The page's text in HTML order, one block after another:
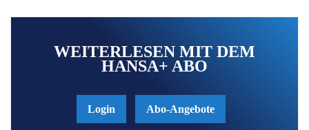
WEITERLESEN MIT DEM
HANSA+ ABO
Login Abo-Angebote